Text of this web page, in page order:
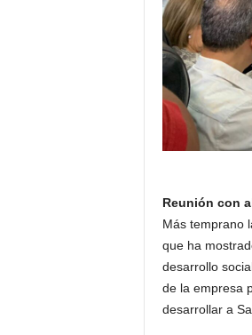
Reunión con
Más temprano
que ha
desarrollo
de la empresa
desarrollar a